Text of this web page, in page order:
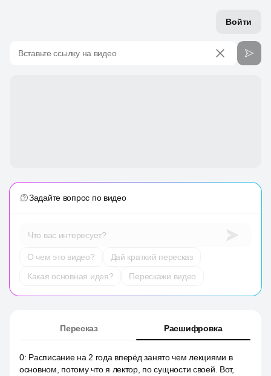
Войти
Вставьте ссылку на видео
Задайте вопрос по видео
Что вас интересует?
О чем это видео?
Дай краткий пересказ
Какая основная идея?
Перескажи видео
Пересказ Расшифровка
0: Расписание на 2 года вперёд занято чем лекциями в
основном, потому что я лектор, по сущности своей. Вот,